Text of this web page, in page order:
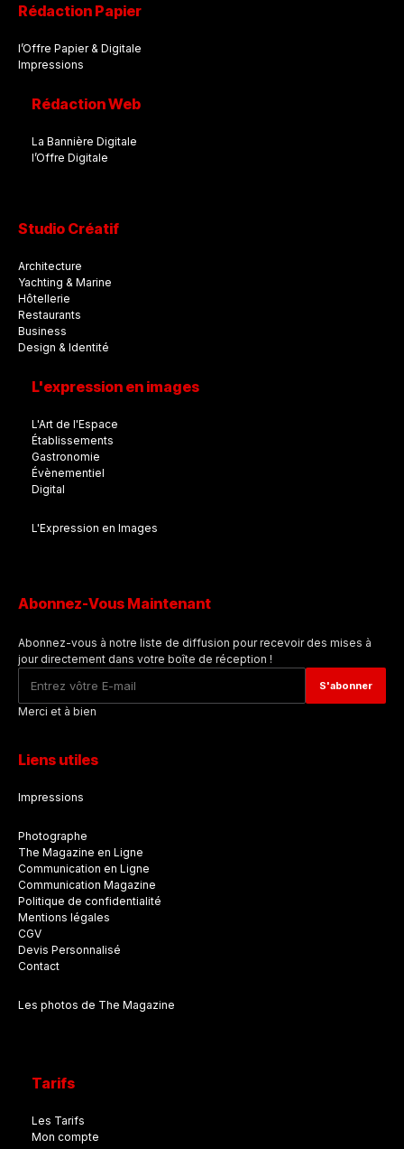
Rédaction Papier
l’Offre Papier & Digitale
Impressions
Rédaction Web
La Bannière Digitale
l’Offre Digitale
Studio Créatif
Architecture
Yachting & Marine
Hôtellerie
Restaurants
Business
Design & Identité
L'expression en images
L'Art de l'Espace
Établissements
Gastronomie
Évènementiel
Digital
L'Expression en Images
Abonnez-Vous Maintenant
Abonnez-vous à notre liste de diffusion pour recevoir des mises à
jour directement dans votre boîte de réception !
Merci et à bien
Liens utiles
Impressions
Photographe
The Magazine en Ligne
Communication en Ligne
Communication Magazine
Politique de confidentialité
Mentions légales
CGV
Devis Personnalisé
Contact
Les photos de The Magazine
Tarifs
Les Tarifs
Mon compte